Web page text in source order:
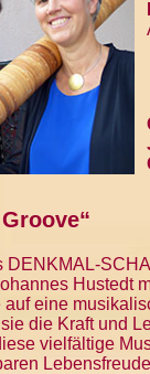
Hustedt
eine
die Kraft und
vielfältige